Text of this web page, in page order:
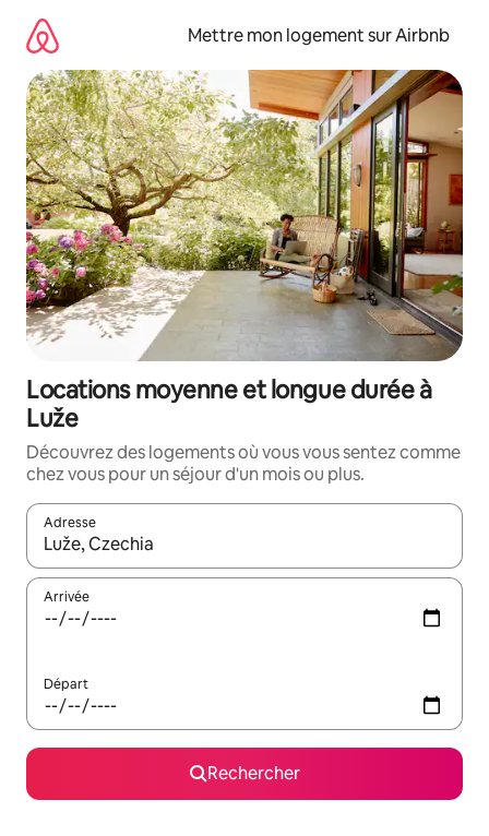
directement
contenu
Mettre mon logement sur Airbnb
Locations moyenne et longue durée à
Luže
Découvrez des logements où vous vous sentez comme
chez vous pour un séjour d'un mois ou plus.
Adresse
Lorsque les résultats s'affichent, utilisez les flèches vers le
Arrivée
Départ
Rechercher